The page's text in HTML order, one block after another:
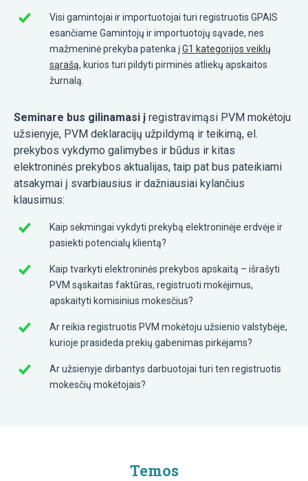
Visi gamintojai ir importuotojai turi registruotis GPAIS
esančiame Gamintojų ir importuotojų sąvade, nes
mažmeninė prekyba patenka įG1 kategorijos veiklų
sąrašą, kurios turi pildyti pirminės atliekų apskaitos
žurnalą.
Seminare bus gilinamasi į registravimąsi PVM mokėtoju
užsienyje, PVM deklaracijų užpildymą ir teikimą, el.
prekybos vykdymo galimybes ir būdus ir kitas
elektroninės prekybos aktualijas, taip pat bus pateikiami
atsakymai į svarbiausius ir dažniausiai kylančius
klausimus:
Kaip sėkmingai vykdyti prekybą elektroninėje erdvėje ir
pasiekti potencialų klientą?
Kaip tvarkyti elektroninės prekybos apskaitą – išrašyti
PVM sąskaitas faktūras, registruoti mokėjimus,
apskaityti komisinius mokesčius?
Ar reikia registruotis PVM mokėtoju užsienio valstybėje,
kurioje prasideda prekių gabenimas pirkėjams?
Ar užsienyje dirbantys darbuotojai turi ten registruotis
mokesčių mokėtojais?
Temos